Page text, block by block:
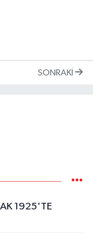
SONRAKI
1925'TE